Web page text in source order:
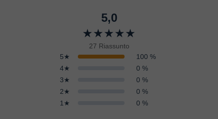
5,0
★★★★★
27 Riassunto
5★
100 %
4★
0 %
3★
0 %
2★
0 %
1★
0 %